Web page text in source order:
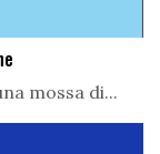
mossa di...